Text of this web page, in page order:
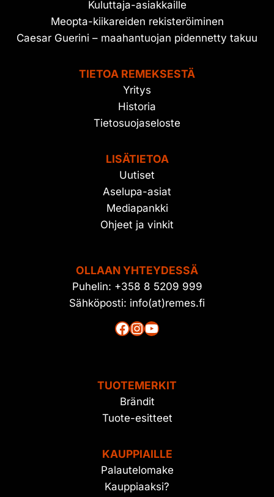
Kuluttaja-asiakkaille
Meopta-kiikareiden rekisteröiminen
Caesar Guerini – maahantuojan pidennetty takuu
TIETOA REMEKSESTÄ
Yritys
Historia
Tietosuojaseloste
LISÄTIETOA
Uutiset
Aselupa-asiat
Mediapankki
Ohjeet ja vinkit
OLLAAN YHTEYDESSÄ
Puhelin: +358 8 5209 999
Sähköposti: info(at)remes.fi
Facebook
Instagram
YouTube
TUOTEMERKIT
Brändit
Tuote-esitteet
KAUPPIAILLE
Palautelomake
Kauppiaaksi?